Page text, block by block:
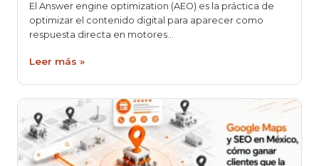
El Answer engine optimization (AEO) es la práctica de
optimizar el contenido digital para aparecer como
respuesta directa en motores…
Leer más »